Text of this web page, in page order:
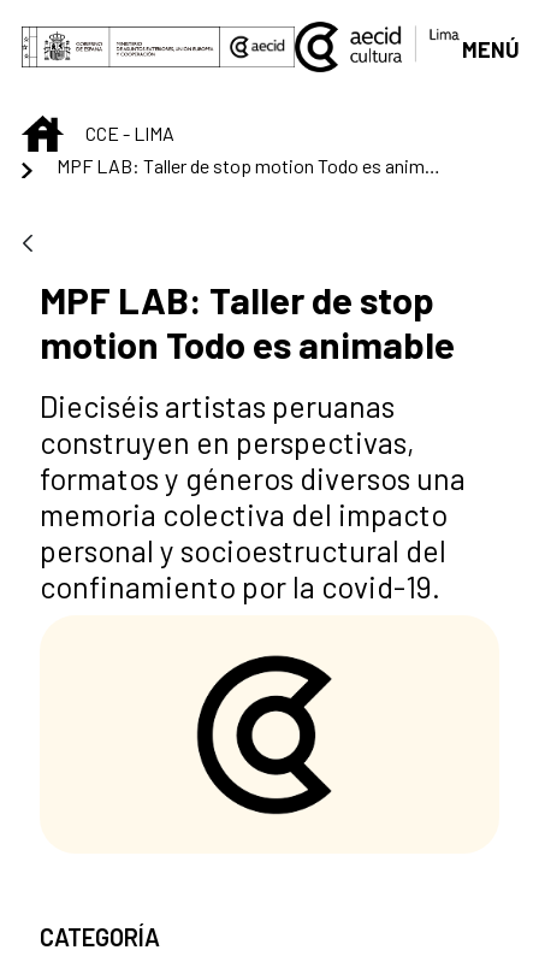
Saltar al contenido principal
MENÚ
INICIOCCE - LIMA
MPF LAB: Taller de stop motion Todo es animable
MPF LAB: Taller de stop
motion Todo es animable
Dieciséis artistas peruanas
construyen en perspectivas,
formatos y géneros diversos una
memoria colectiva del impacto
personal y socioestructural del
confinamiento por la covid-19.
CATEGORÍA